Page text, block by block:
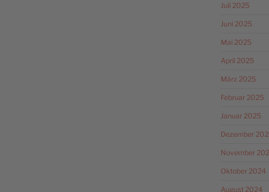
Juli 2025
Juni 2025
Mai 2025
April 2025
März 2025
Februar 2025
Januar 2025
Dezember
November
Oktober 2024
August 2024